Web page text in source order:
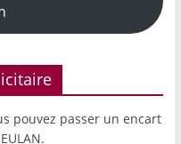
pouvez passer un encart